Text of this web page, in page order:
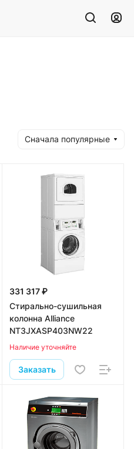
Сначала популярные
331 317 ₽
Стирально-сушильная
колонна Alliance
NT3JXASP403NW22
Наличие уточняйте
Заказать